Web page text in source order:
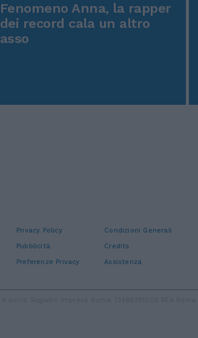
Fenomeno Anna, la rapper
dei record cala un altro
asso
Privacy Policy
Condizioni Generali
Pubblicità
Credits
Preferenze Privacy Assistenza